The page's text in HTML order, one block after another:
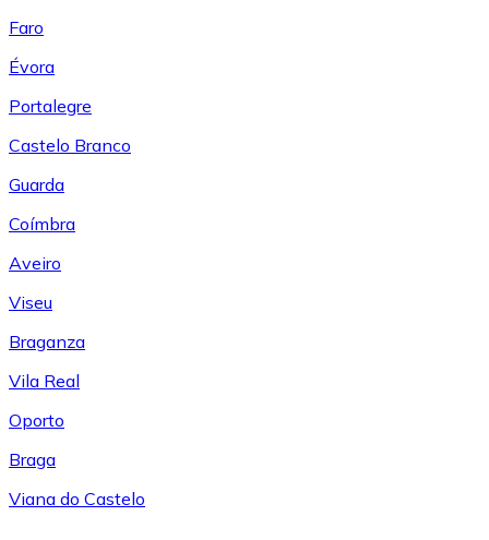
Faro
Évora
Portalegre
Castelo Branco
Guarda
Coímbra
Aveiro
Viseu
Braganza
Vila Real
Oporto
Braga
Viana do Castelo